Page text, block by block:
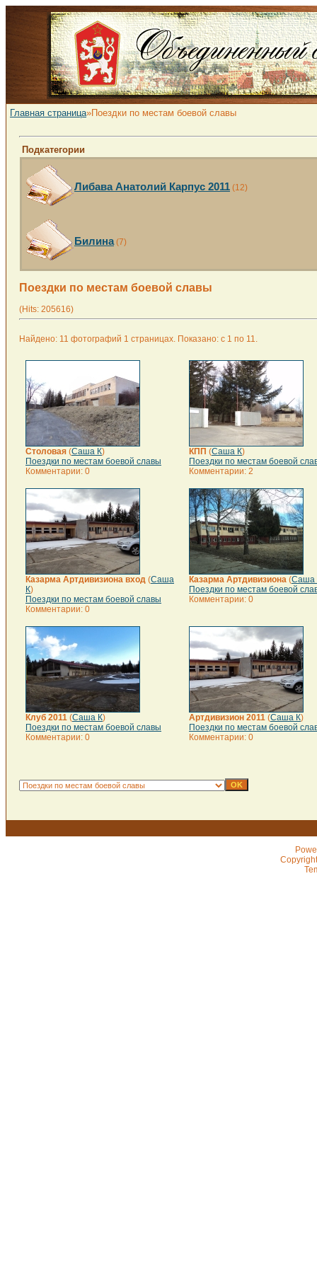
Главная страница»Поездки по местам боевой славы
Подкатегории
Либава Анатолий Карпус 2011 (12)
Билина(7)
Поездки по местам боевой славы
(Hits: 205616)
Найдено: 11 фотографий 1 страницах. Показано: с 1 по 11.
Столовая (Саша К)
Поездки по местам боевой славы
Комментарии: 0
КПП (Саша К)
Поездки по местам боевой
Комментарии: 2
Казарма Артдивизиона вход (Саша
К)
Поездки по местам боевой славы
Комментарии: 0
Казарма Артдивизиона (Саша
Поездки по местам боевой
Комментарии: 0
Клуб 2011 (Саша К)
Поездки по местам боевой славы
Комментарии: 0
Артдивизион 2011 (Саша К)
Поездки по местам боевой
Комментарии: 0